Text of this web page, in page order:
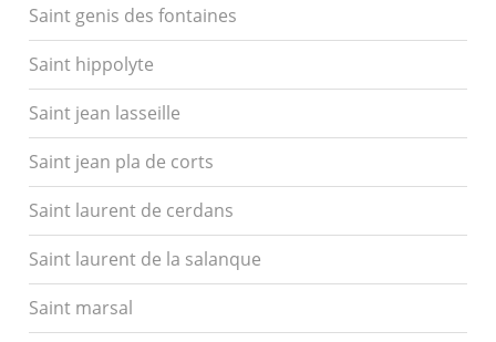
Saint genis des fontaines
Saint hippolyte
Saint jean lasseille
Saint jean pla de corts
Saint laurent de cerdans
Saint laurent de la salanque
Saint marsal